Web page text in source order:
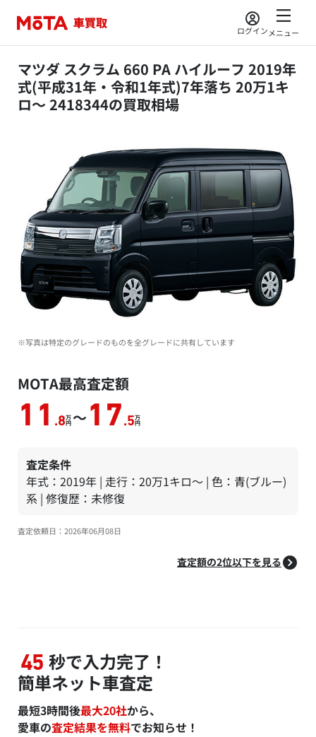
ログインメニュー
マツダ スクラム 660 PA ハイルーフ 2019年
式(平成31年・令和1年式)7年落ち 20万1キ
ロ～ 2418344の買取相場
※写真は特定のグレードのものを全グレードに共有しています
MOTA最高査定額
11 .8万
円 ～ 17 .5万
円
査定条件
年式：2019年 | 走行：20万1キロ～ | 色：青(ブルー)
系 | 修復歴：未修復
査定依頼日：2026年06月08日
査定額の2位以下を見る
45 秒で入力完了！
簡単ネット車査定
最短3時間後最大20社から、
愛車の査定結果を無料でお知らせ！